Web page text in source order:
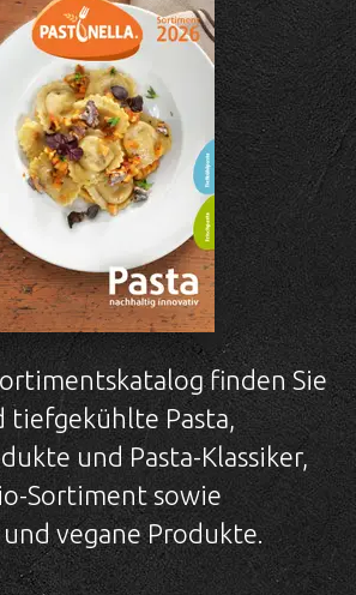
finden Sie
tiefgekühlte Pasta,
und Pasta-Klassiker,
Sortiment sowie
vegane Produkte.